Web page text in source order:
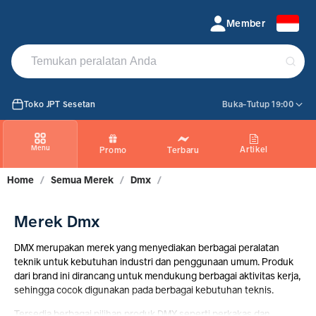
Member
Toko JPT Sesetan Buka-Tutup 19:00
Menu Promo Terbaru Artikel
Home / Semua Merek / Dmx /
Merek Dmx
DMX merupakan merek yang menyediakan berbagai peralatan
teknik untuk kebutuhan industri dan penggunaan umum. Produk
dari brand ini dirancang untuk mendukung berbagai aktivitas kerja,
sehingga cocok digunakan pada berbagai kebutuhan teknis.